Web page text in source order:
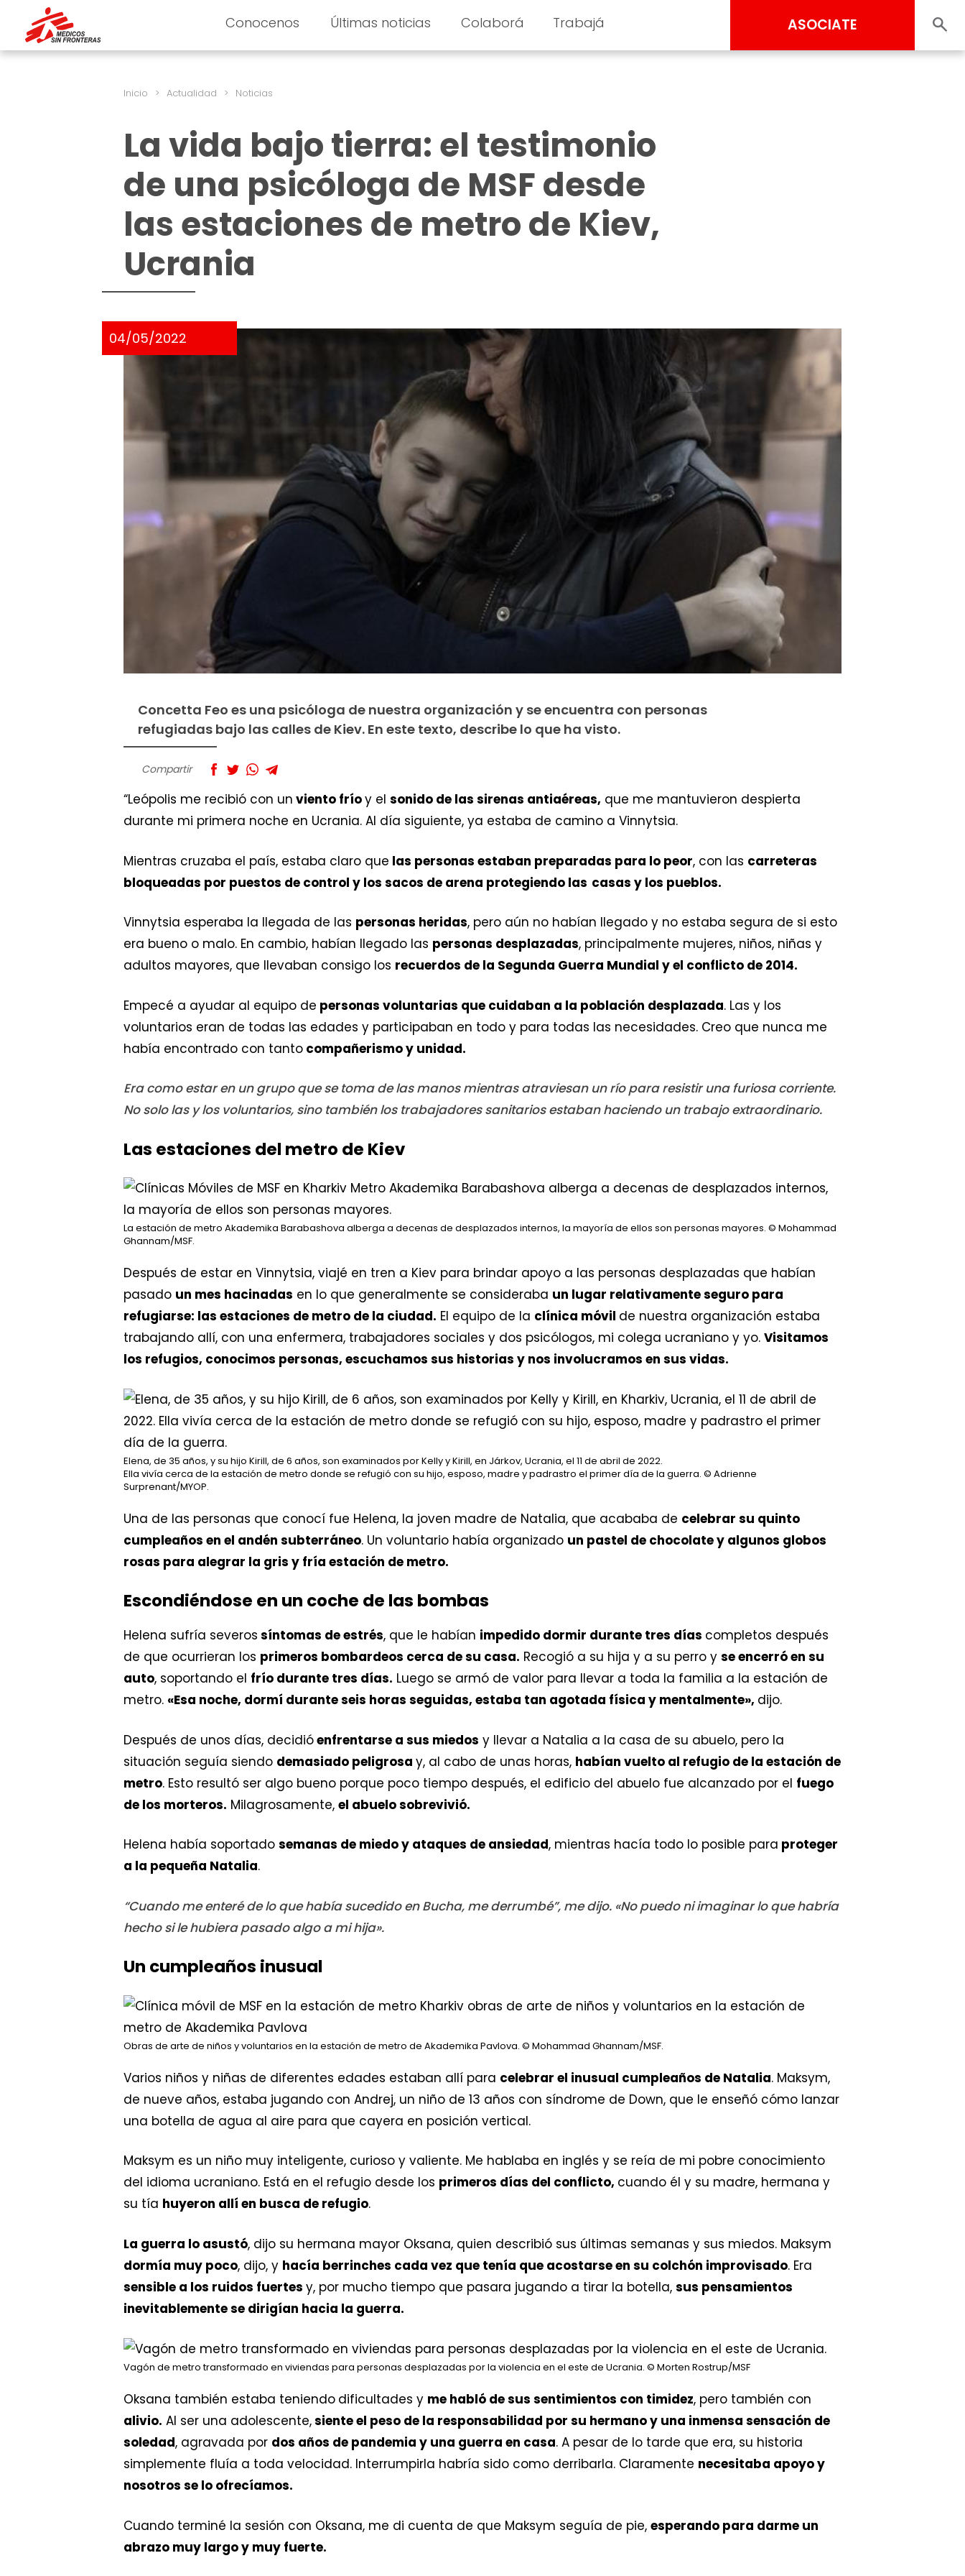
Conocenos Últimas noticias Colaborá Trabajá ASOCIATE
Inicio > Actualidad > Noticias
La vida bajo tierra: el testimonio
de una psicóloga de MSF desde
las estaciones de metro de Kiev,
Ucrania
04/05/2022
Concetta Feo es una psicóloga de nuestra organización y se encuentra con personas
refugiadas bajo las calles de Kiev. En este texto, describe lo que ha visto.
Compartir
“Leópolis me recibió con un viento fríoy el sonido de las sirenas antiaéreas, que me mantuvieron despierta
durante mi primera noche en Ucrania. Al día siguiente, ya estaba de camino a Vinnytsia.
Mientras cruzaba el país, estaba claro que las personas estaban preparadas para lo peor, con las carreteras
bloqueadas por puestos de control y los sacos de arena protegiendo las casas y los pueblos.
Vinnytsia esperaba la llegada de las personas heridas, pero aún no habían llegado y no estaba segura de si esto
era bueno o malo. En cambio, habían llegado las personas desplazadas, principalmente mujeres, niños, niñas y
adultos mayores, que llevaban consigo los recuerdos de la Segunda Guerra Mundial y el conflicto de 2014.
Empecé a ayudar al equipo de personas voluntarias que cuidaban a la población desplazada. Las y los
voluntarios eran de todas las edades y participaban en todo y para todas las necesidades. Creo que nunca me
había encontrado con tanto compañerismo y unidad.
Era como estar en un grupo que se toma de las manos mientras atraviesan un río para resistir una furiosa corriente.
No solo las y los voluntarios, sino también los trabajadores sanitarios estaban haciendo un trabajo extraordinario.
Las estaciones del metro de Kiev
La estación de metro Akademika Barabashova alberga a decenas de desplazados internos, la mayoría de ellos son personas mayores. © Mohammad
Ghannam/MSF.
Después de estar en Vinnytsia, viajé en tren a Kiev para brindar apoyo a las personas desplazadas que habían
pasado un mes hacinadas en lo que generalmente se consideraba un lugar relativamente seguro para
refugiarse: las estaciones de metro de la ciudad. El equipo de la clínica móvil de nuestra organización estaba
trabajando allí, con una enfermera, trabajadores sociales y dos psicólogos, mi colega ucraniano y yo. Visitamos
los refugios, conocimos personas, escuchamos sus historias y nos involucramos en sus vidas.
Elena, de 35 años, y su hijo Kirill, de 6 años, son examinados por Kelly y Kirill, en Járkov, Ucrania, el 11 de abril de 2022.
Ella vivía cerca de la estación de metro donde se refugió con su hijo, esposo, madre y padrastro el primer día de la guerra. © Adrienne
Surprenant/MYOP.
Una de las personas que conocí fue Helena, la joven madre de Natalia, que acababa de celebrar su quinto
cumpleaños en el andén subterráneo. Un voluntario había organizado un pastel de chocolate y algunos globos
rosas para alegrar la gris y fría estación de metro.
Escondiéndose en un coche de las bombas
Helena sufría severos síntomas de estrés, que le habían impedido dormir durante tres días completos después
de que ocurrieran los primeros bombardeos cerca de su casa. Recogió a su hija y a su perro y se encerró en su
auto, soportando el frío durante tres días. Luego se armó de valor para llevar a toda la familia a la estación de
metro. «Esa noche, dormí durante seis horas seguidas, estaba tan agotada física y mentalmente», dijo.
Después de unos días, decidióenfrentarse a sus miedos y llevar a Natalia a la casa de su abuelo, pero la
situación seguía siendo demasiado peligrosa y, al cabo de unas horas, habían vuelto al refugio de la estación de
metro. Esto resultó ser algo bueno porque poco tiempo después, el edificio del abuelo fue alcanzado por el fuego
de los morteros. Milagrosamente, el abuelo sobrevivió.
Helena había soportado semanas de miedo y ataques de ansiedad, mientras hacía todo lo posible para proteger
a la pequeña Natalia.
“Cuando me enteré de lo que había sucedido en Bucha, me derrumbé”, me dijo. «No puedo ni imaginar lo que habría
hecho si le hubiera pasado algo a mi hija».
Un cumpleaños inusual
Obras de arte de niños y voluntarios en la estación de metro de Akademika Pavlova. © Mohammad Ghannam/MSF.
Varios niños y niñas de diferentes edades estaban allí para celebrar el inusual cumpleaños de Natalia. Maksym,
de nueve años, estaba jugando con Andrej, un niño de 13 años con síndrome de Down, que le enseñó cómo lanzar
una botella de agua al aire para que cayera en posición vertical.
Maksym es un niño muy inteligente, curioso y valiente. Me hablaba en inglés y se reía de mi pobre conocimiento
del idioma ucraniano. Está en el refugio desde los primeros días del conflicto, cuando él y su madre, hermana y
su tía huyeron allí en busca de refugio.
La guerra lo asustó, dijo su hermana mayor Oksana, quien describió sus últimas semanas y sus miedos. Maksym
dormía muy poco, dijo, y hacía berrinches cada vez que tenía que acostarse en su colchón improvisado. Era
sensible a los ruidos fuertes y, por mucho tiempo que pasara jugando a tirar la botella, sus pensamientos
inevitablemente se dirigían hacia la guerra.
Vagón de metro transformado en viviendas para personas desplazadas por la violencia en el este de Ucrania. © Morten Rostrup/MSF
Oksana también estaba teniendo dificultades y me habló de sus sentimientos con timidez, pero también con
alivio. Al ser una adolescente,siente el peso de la responsabilidad por su hermano y una inmensa sensación de
soledad, agravada por dos años de pandemia y una guerra en casa. A pesar de lo tarde que era, su historia
simplemente fluía a toda velocidad. Interrumpirla habría sido como derribarla. Claramente necesitaba apoyo y
nosotros se lo ofrecíamos.
Cuando terminé la sesión con Oksana, me di cuenta de que Maksym seguía de pie, esperando para darme un
abrazo muy largo y muy fuerte.